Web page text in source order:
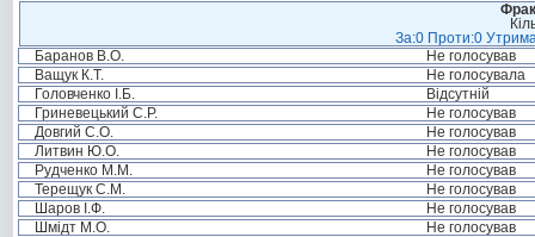
За:0 Проти:0
Баранов В.О.
Не голосував
Ващук К.Т.
Не голосувала
Головченко І.Б.
Відсутній
Гриневецький С.Р.
Не голосував
Довгий С.О.
Не голосував
Литвин Ю.О.
Не голосував
Рудченко М.М.
Не голосував
Терещук С.М.
Не голосував
Шаров І.Ф.
Не голосував
Шмідт М.О.
Не голосував